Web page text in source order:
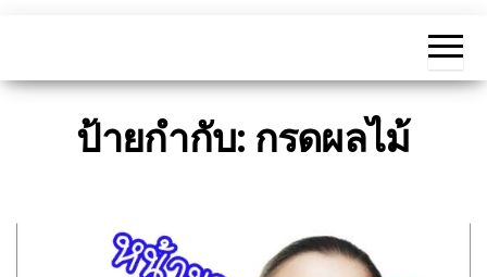
ป้ายกำกับ: กรดผลไม้